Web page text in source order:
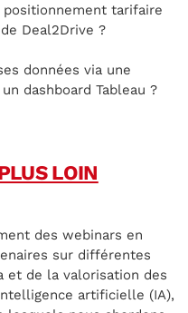
tarifaire
Deal2Drive ?
données via une
dashboard Tableau ?
LOIN
des webinars en
sur différentes
et de la valorisation des
artificielle (IA),